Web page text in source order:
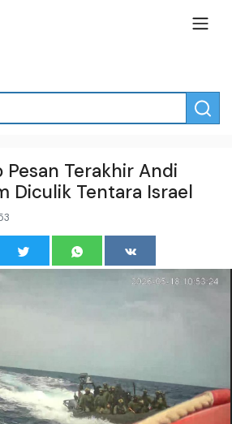
Pesan Terakhir Andi
Diculik Tentara Israel